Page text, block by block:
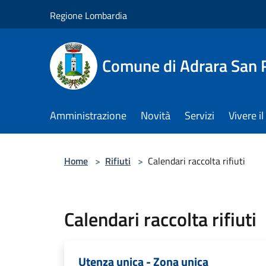
Regione Lombardia
Comune di Adrara San
Amministrazione Novità Servizi Vivere
Home > Rifiuti > Calendari raccolta rifiuti
Calendari raccolta rifiuti
Utenza unica - Zona unica